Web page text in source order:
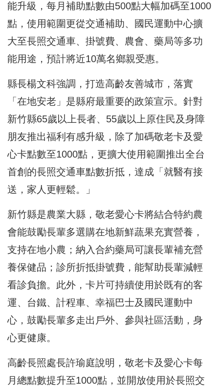
能升級，每月補助點數由500點大幅加碼至1000
點，使用範圍更從交通補助、國民運動中心擴
大至長照交通車、掛號費、農會、藥局等多功
能用途，預計將近10萬名鄉親受惠。
縣長楊文科強調，打造高齡友善城市，落實
「在地安老」是縣府最重要的政策宣示。針對
新竹縣65歲以上長者、55歲以上原住民及身障
朋友推出福利有感升級，除了加碼敬老卡及愛
心卡點數至1000點，更擴大使用範圍推出全台
首創的長照交通車點數折抵，達成「就醫有接
送，家人更輕鬆。」
新竹縣是農業大縣，敬老愛心卡將結合特約農
會能鼓勵長輩多選購在地新鮮蔬果充實營養，
支持在地小農；納入合約藥局可讓長輩補充營
養保健品；診所折抵掛號費，能幫助長輩減輕
看診負擔。此外，卡片可持續使用於既有的客
運、台鐵、計程車、幸福巴士及國民運動中
心，鼓勵長輩多走出戶外、參與社區活動，身
心更健康。
高齡長照處長許瑜庭說明，敬老卡及愛心卡每
月總點數提升至1000點，並開放使用於長照交